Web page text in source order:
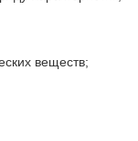
веществ;